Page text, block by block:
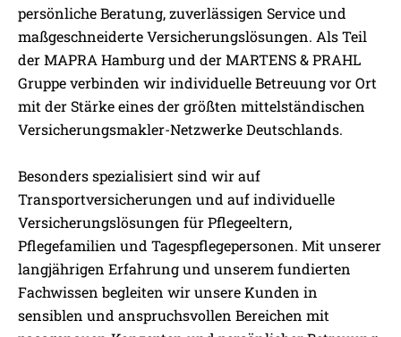
Direkt zur Partnerwebsite
persönliche Beratung, zuverlässigen Service und
maßgeschneiderte Versicherungslösungen. Als Teil
der MAPRA Hamburg und der MARTENS & PRAHL
Gruppe verbinden wir individuelle Betreuung vor Ort
mit der Stärke eines der größten mittelständischen
Versicherungsmakler-Netzwerke Deutschlands.
Besonders spezialisiert sind wir auf
Transportversicherungen und auf individuelle
Versicherungslösungen für Pflegeeltern,
Pflegefamilien und Tagespflegepersonen. Mit unserer
langjährigen Erfahrung und unserem fundierten
Fachwissen begleiten wir unsere Kunden in
sensiblen und anspruchsvollen Bereichen mit